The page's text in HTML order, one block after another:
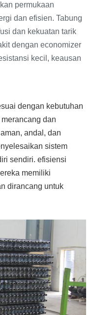
permukaan
dan efisien. Tabung
dan kekuatan tarik
dengan economizer
kecil, keausan
dengan kebutuhan
dan
andal, dan
sistem
sendiri. efisiensi
memiliki
dirancang untuk